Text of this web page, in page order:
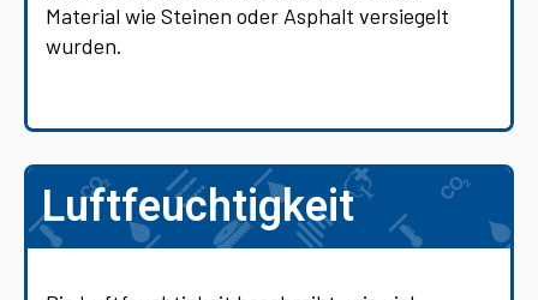
Material wie Steinen oder Asphalt versiegelt
wurden.
Luftfeuchtigkeit